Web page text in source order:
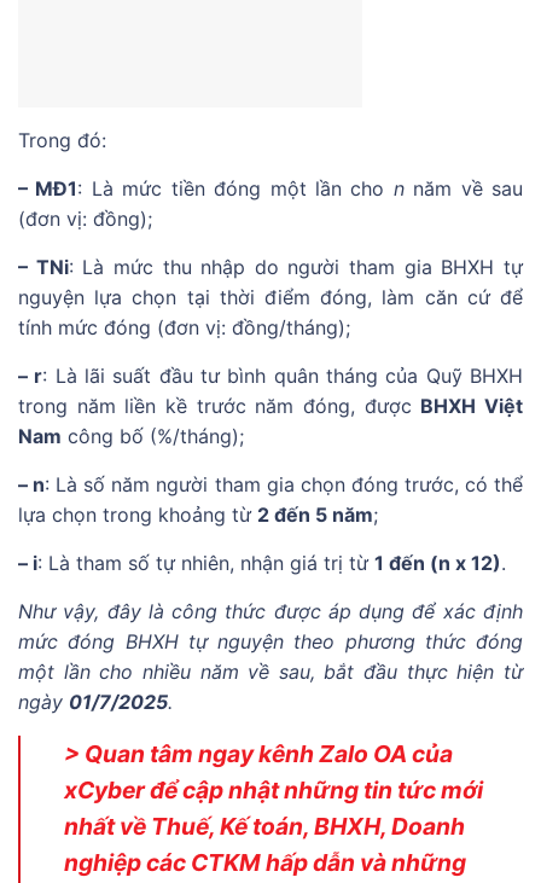
Trong đó:
– MĐ1: Là mức tiền đóng một lần cho nnăm về sau
(đơn vị: đồng);
– TNi: Là mức thu nhập do người tham gia BHXH tự
nguyện lựa chọn tại thời điểm đóng, làm căn cứ để
tính mức đóng (đơn vị: đồng/tháng);
– r: Là lãi suất đầu tư bình quân tháng của Quỹ BHXH
trong năm liền kề trước năm đóng, được BHXH Việt
Nam công bố (%/tháng);
– n: Là số năm người tham gia chọn đóng trước, có thể
lựa chọn trong khoảng từ 2 đến 5 năm;
– i: Là tham số tự nhiên, nhận giá trị từ 1 đến (n x 12).
Như vậy, đây là công thức được áp dụng để xác định
mức đóng BHXH tự nguyện theo phương thức đóng
một lần cho nhiều năm về sau, bắt đầu thực hiện từ
ngày 01/7/2025.
> Quan tâm ngay kênh Zalo OA của
xCyber để cập nhật những tin tức mới
nhất về Thuế, Kế toán, BHXH, Doanh
nghiệp các CTKM hấp dẫn và những